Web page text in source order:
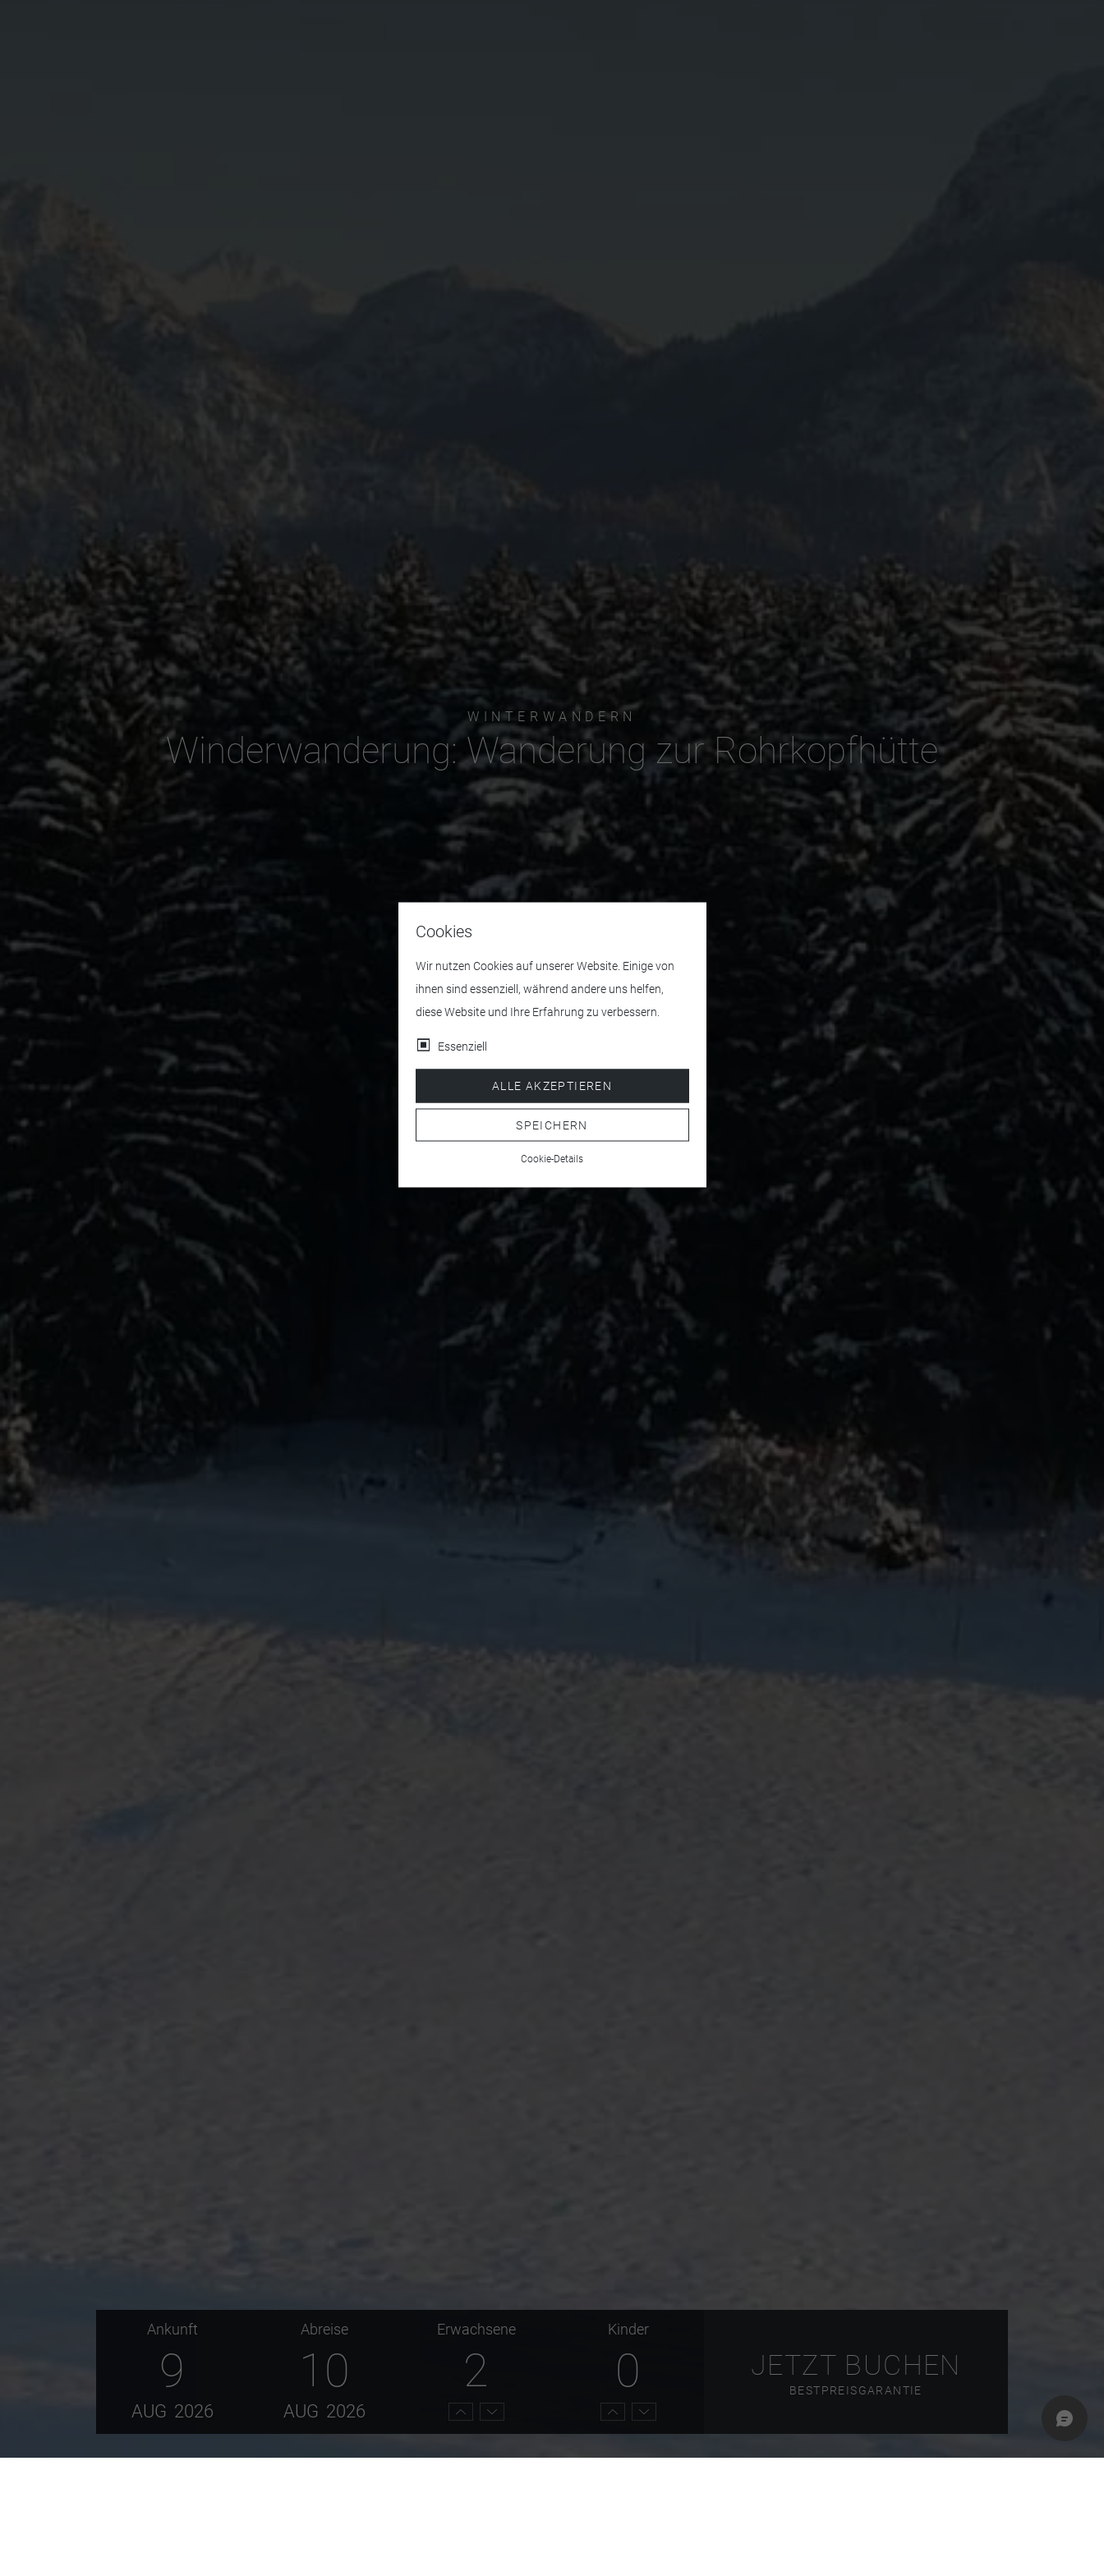
WINTERWANDERN
Winderwanderung: Wanderung zur Rohrkopfhütte
Ankunft
9
AUG 2026
Abreise
10
AUG 2026
Erwachsene
2
Kinder
0 JETZT BUCHEN
BESTPREISGARANTIE
Cookies
Wir nutzen Cookies auf unserer Website. Einige von
ihnen sind essenziell, während andere uns helfen,
diese Website und Ihre Erfahrung zu verbessern.
Essenziell
ALLE AKZEPTIEREN
SPEICHERN
Cookie-Details